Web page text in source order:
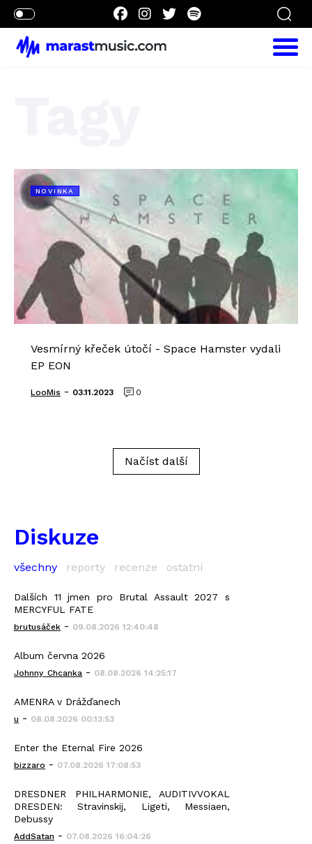
NOVINKA
Vesmírný křeček útočí - Space Hamster vydali
EP EON
LooMis - 03.11.2023 0
Načíst další
Diskuze
všechny reporty recenze ostatní
Dalších 11 jmen pro Brutal Assault 2027 s
MERCYFUL FATE
brutusáček - 09.08.2026 12:40:48
Album června 2026
Johnny_Chcanka - 08.08.2026 14:25:17
AMENRA v Drážďanech
u - 08.08.2026 00:13:53
Enter the Eternal Fire 2026
bizzaro - 07.08.2026 17:08:53
DRESDNER PHILHARMONIE, AUDITIVVOKAL
DRESDEN: Stravinskij, Ligeti, Messiaen,
Debussy
AddSatan - 07.08.2026 16:04:26